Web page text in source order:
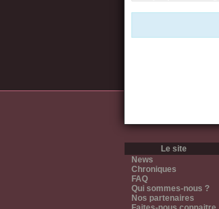
Le site
News
Chroniques
FAQ
Qui sommes-nous ?
Nos partenaires